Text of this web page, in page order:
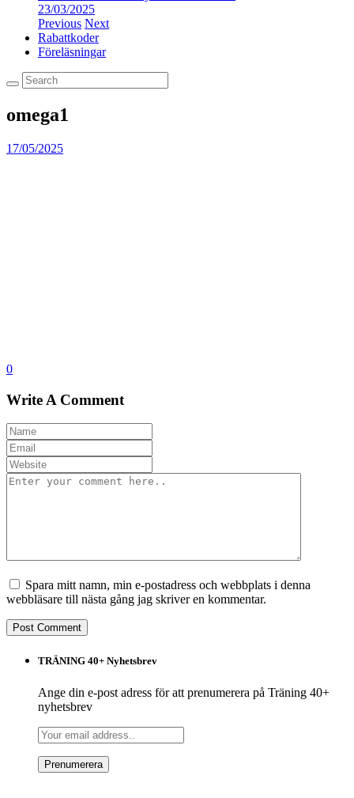
23/03/2025
Previous Next
Rabattkoder
Föreläsningar
omega1
17/05/2025
0
Write A Comment
Spara mitt namn, min e-postadress och webbplats i denna
webbläsare till nästa gång jag skriver en kommentar.
TRÄNING 40+ Nyhetsbrev
Ange din e-post adress för att prenumerera på Träning 40+
nyhetsbrev